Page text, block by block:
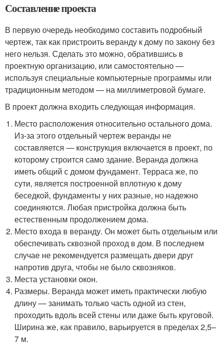
Составление проекта
В первую очередь необходимо составить подробный
чертеж, так как пристроить веранду к дому по закону без
него нельзя. Сделать это можно, обратившись в
проектную организацию, или самостоятельно —
используя специальные компьютерные программы или
традиционным методом — на миллиметровой бумаге.
В проект должна входить следующая информация.
Место расположения относительно остального дома.
Из-за этого отдельный чертеж веранды не
составляется — конструкция включается в проект, по
которому строится само здание. Веранда должна
иметь общий с домом фундамент. Терраса же, по
сути, является построенной вплотную к дому
беседкой, фундаменты у них разные, но надежно
соединяются. Любая пристройка должна быть
естественным продолжением дома.
Место входа в веранду. Он может быть отдельным или
обеспечивать сквозной проход в дом. В последнем
случае не рекомендуется размещать двери друг
напротив друга, чтобы не было сквозняков.
Места установки окон.
Размеры. Веранда может иметь практически любую
длину — занимать только часть одной из стен,
проходить вдоль всей стены или даже быть круговой.
Ширина же, как правило, варьируется в пределах 2,5–
7 м.